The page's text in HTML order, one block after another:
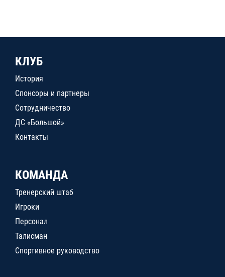
КЛУБ
История
Спонсоры и партнеры
Сотрудничество
ДС «Большой»
Контакты
КОМАНДА
Тренерский штаб
Игроки
Персонал
Талисман
Спортивное руководство